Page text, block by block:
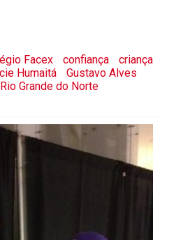
Facex confiança
criança
Humaitá
Gustavo Alves
Rio Grande do Norte